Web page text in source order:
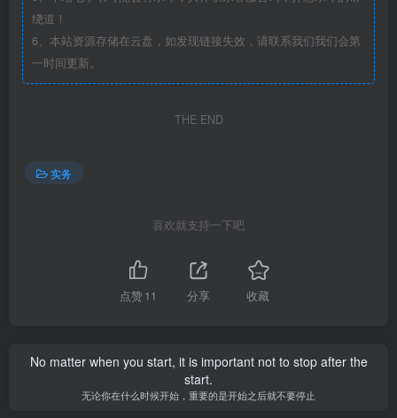
绕道！
6、本站资源存储在云盘，如发现链接失效，请联系我们我们会第
一时间更新。
THE END
实务
喜欢就支持一下吧
点赞11 分享 收藏
No matter when you start, it is important not to stop after the
start.
无论你在什么时候开始，重要的是开始之后就不要停止